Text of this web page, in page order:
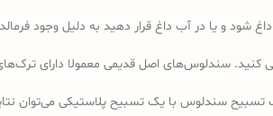
سندلوس‌های اصل قدیمی معمولا دارای
تسبیح سندلوس با یک تسبیح پلاستیکی می‌توان